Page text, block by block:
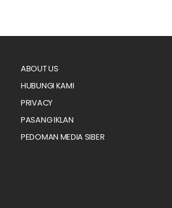
ABOUT US
HUBUNGI KAMI
PRIVACY
PASANG IKLAN
PEDOMAN MEDIA SIBER